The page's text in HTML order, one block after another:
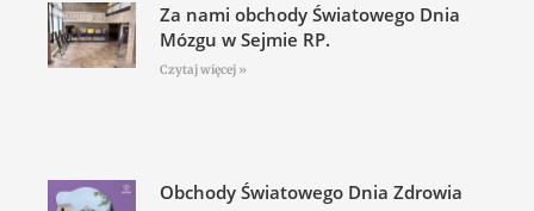
Za nami obchody Światowego Dnia
Mózgu w Sejmie RP.
Czytaj więcej »
Obchody Światowego Dnia Zdrowia